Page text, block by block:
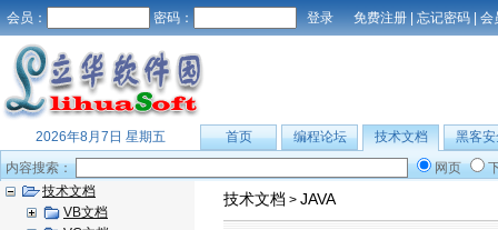
会员： 密码： 免费注册 | 忘记密码 | 会
2026年8月7日 星期五 首页 编程论坛 技术文档
黑客安
内容搜索：
网页
技术文档
VB文档
技术文档 > JAVA